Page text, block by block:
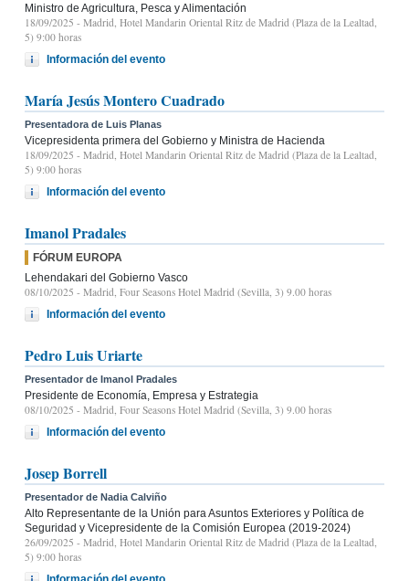
Ministro de Agricultura, Pesca y Alimentación
18/09/2025 - Madrid, Hotel Mandarin Oriental Ritz de Madrid (Plaza de la Lealtad,
5) 9:00 horas
Información del evento
María Jesús Montero Cuadrado
Presentadora de Luis Planas
Vicepresidenta primera del Gobierno y Ministra de Hacienda
18/09/2025 - Madrid, Hotel Mandarin Oriental Ritz de Madrid (Plaza de la Lealtad,
5) 9:00 horas
Información del evento
Imanol Pradales
FÓRUM EUROPA
Lehendakari del Gobierno Vasco
08/10/2025 - Madrid, Four Seasons Hotel Madrid (Sevilla, 3) 9.00 horas
Información del evento
Pedro Luis Uriarte
Presentador de Imanol Pradales
Presidente de Economía, Empresa y Estrategia
08/10/2025 - Madrid, Four Seasons Hotel Madrid (Sevilla, 3) 9.00 horas
Información del evento
Josep Borrell
Presentador de Nadia Calviño
Alto Representante de la Unión para Asuntos Exteriores y Política de
Seguridad y Vicepresidente de la Comisión Europea (2019-2024)
26/09/2025 - Madrid, Hotel Mandarin Oriental Ritz de Madrid (Plaza de la Lealtad,
5) 9:00 horas
Información del evento